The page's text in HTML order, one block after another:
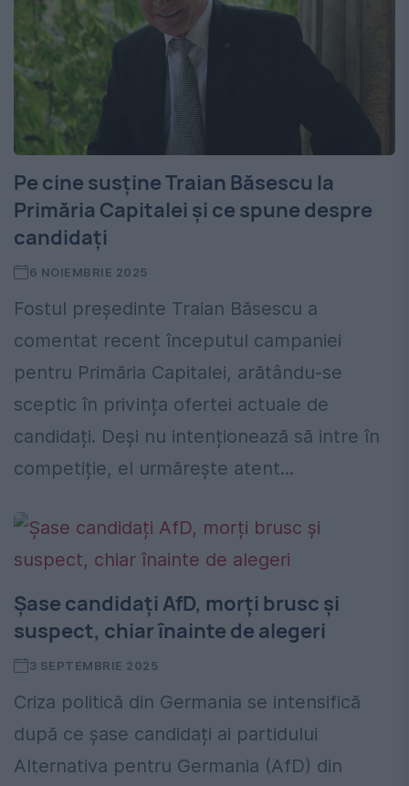
Pe cine susține Traian Băsescu la
Primăria Capitalei și ce spune despre
candidați
6 NOIEMBRIE 2025
Fostul președinte Traian Băsescu a
comentat recent începutul campaniei
pentru Primăria Capitalei, arătându-se
sceptic în privința ofertei actuale de
candidați. Deși nu intenționează să intre în
competiție, el urmărește atent...
Șase candidați AfD, morți brusc și
suspect, chiar înainte de alegeri
3 SEPTEMBRIE 2025
Criza politică din Germania se intensifică
după ce șase candidați ai partidului
Alternativa pentru Germania (AfD) din